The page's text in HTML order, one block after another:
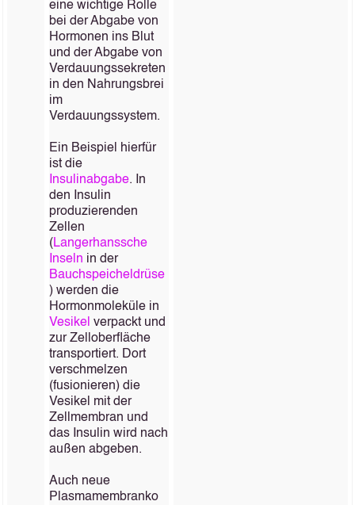
eine wichtige Rolle
bei der Abgabe von
Hormonen ins Blut
und der Abgabe von
Verdauungssekreten
in den Nahrungsbrei
im
Verdauungssystem.
Ein Beispiel hierfür
ist die
Insulinabgabe. In
den Insulin
produzierenden
Zellen
(Langerhanssche
Inseln in der
Bauchspeicheldrüse
) werden die
Hormonmoleküle in
Vesikel verpackt und
zur Zelloberfläche
transportiert. Dort
verschmelzen
(fusionieren) die
Vesikel mit der
Zellmembran und
das Insulin wird nach
außen abgeben.
Auch neue
Plasmamembranko